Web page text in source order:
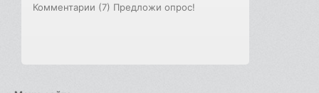
Комментарии (7) Предложи опрос!